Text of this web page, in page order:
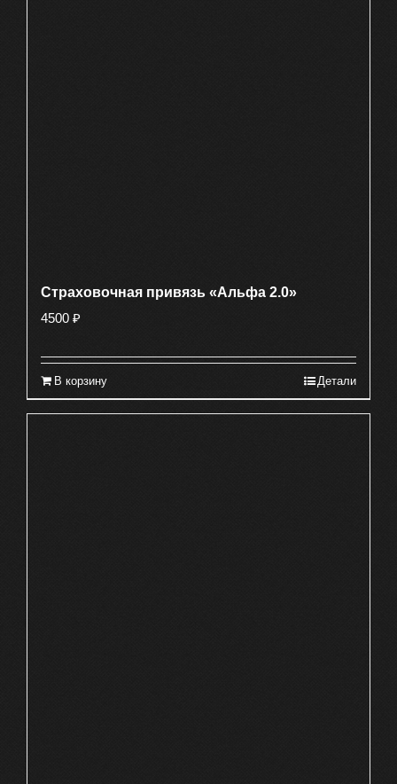
Страховочная привязь «Альфа 2.0»
4500 ₽
В корзину Детали